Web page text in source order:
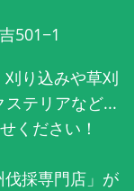
501−1
り込みや草刈
ステリアなど...
ください！
採専門店」が